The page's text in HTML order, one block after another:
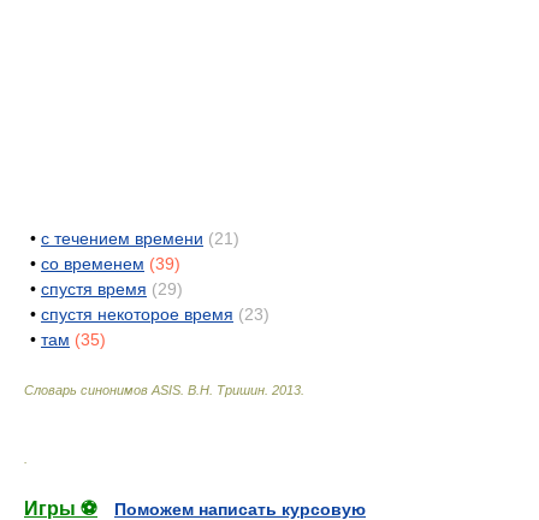
• с течением времени (21)
• со временем (39)
• спустя время (29)
• спустя некоторое время (23)
• там (35)
Словарь синонимов ASIS. В.Н. Тришин 2013
Игры ⚽
Поможем написать курсовую